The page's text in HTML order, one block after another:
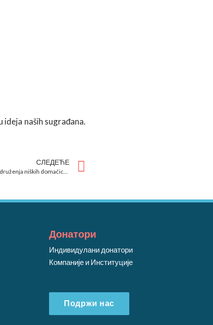
naših sugrađana.
СЛЕДЕЋЕ
Radionice dekupažne tehnike u organizaciji Udruženja niških domaćica i domaćina
Донатори
Индивидулани донатори
Компаније и Институције
Подржи нас